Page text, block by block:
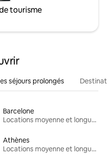
tourisme
séjours prolongés
Barcelone
Locations moyenne et longue durée
Athènes
Locations moyenne et longue durée